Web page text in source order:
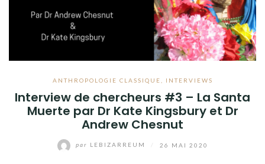
ANTHROPOLOGIE CLASSIQUE INTERVIEWS
Interview de chercheurs #3 – La Santa
Muerte par Dr Kate Kingsbury et Dr
Andrew Chesnut
par LEBIZARREUM 26 MAI 2020